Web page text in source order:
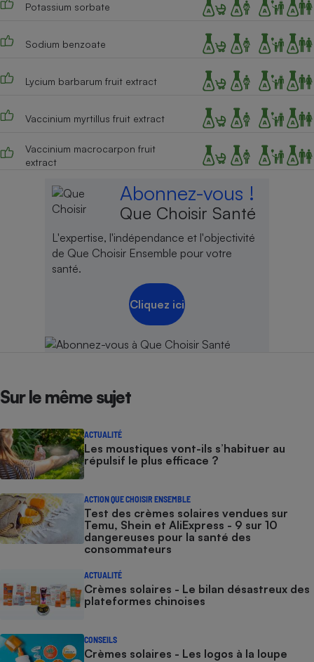
Potassium sorbate
Sodium benzoate
Lycium barbarum fruit extract
Vaccinium myrtillus fruit extract
Vaccinium macrocarpon fruit
extract
Abonnez-vous !
Que Choisir Santé
L'expertise, l'indépendance et l'objectivité
de Que Choisir Ensemble pour votre
santé.
Cliquez ici
Sur le même sujet
ACTUALITÉ
Les moustiques vont-ils s’habituer au
répulsif le plus efficace ?
ACTION QUE CHOISIR ENSEMBLE
Test des crèmes solaires vendues sur
Temu, Shein et AliExpress - 9 sur 10
dangereuses pour la santé des
consommateurs
ACTUALITÉ
Crèmes solaires - Le bilan désastreux des
plateformes chinoises
CONSEILS
Crèmes solaires - Les logos à la loupe